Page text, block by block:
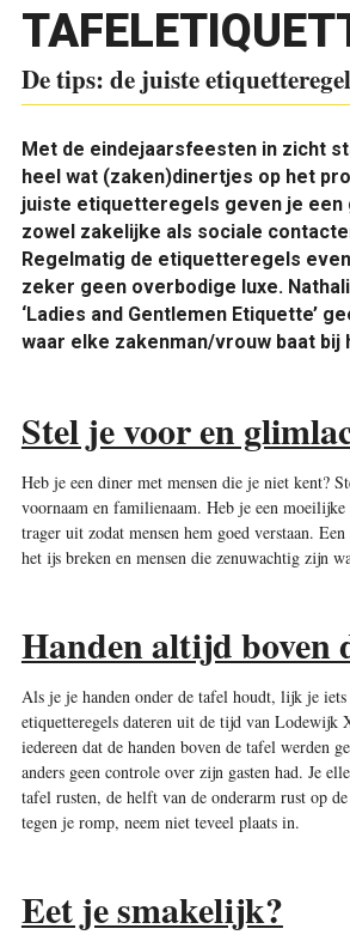
De tips: de juiste
Met de eindejaarsfeesten in zicht
heel wat (zaken)dinertjes op het
juiste etiquetteregels geven je een
zowel zakelijke als sociale
Regelmatig de etiquetteregels
zeker geen overbodige luxe.
‘Ladies and Gentlemen Etiquette’
waar elke zakenman/vrouw baat bij
Stel je voor en
Heb je een diner met mensen die je niet kent?
voornaam en familienaam. Heb je een moeilijke
trager uit zodat mensen hem goed verstaan.
het ijs breken en mensen die zenuwachtig zijn
Handen altijd boven
Als je je handen onder de tafel houdt, lijk je iets
etiquetteregels dateren uit de tijd van Lodewijk
iedereen dat de handen boven de tafel werden
anders geen controle over zijn gasten had. Je
tafel rusten, de helft van de onderarm rust op
tegen je romp, neem niet teveel plaats in.
Eet je smakelijk?